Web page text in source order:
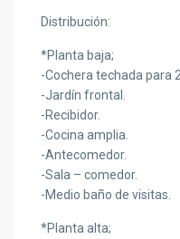
Distribución:
*Planta baja;
-Cochera techada para
-Jardín frontal.
-Recibidor.
-Cocina amplia.
-Antecomedor.
-Sala – comedor.
-Medio baño de visitas.
*Planta alta;